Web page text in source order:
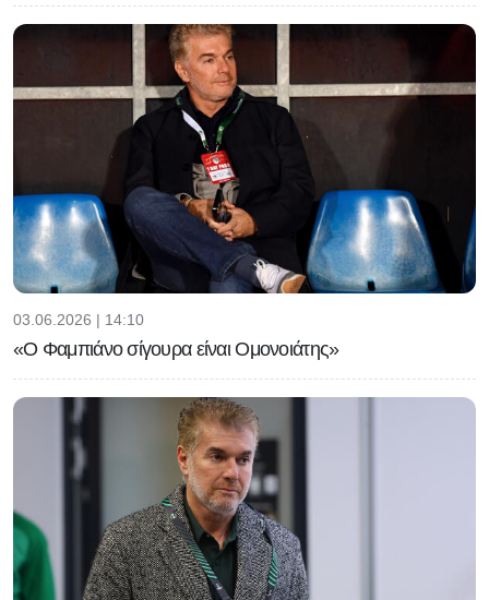
03.06.2026 | 14:10
«Ο Φαμπιάνο σίγουρα είναι Ομονοιάτης»